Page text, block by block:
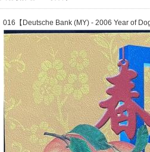
016【Deutsche Bank (MY) - 2006 Year of